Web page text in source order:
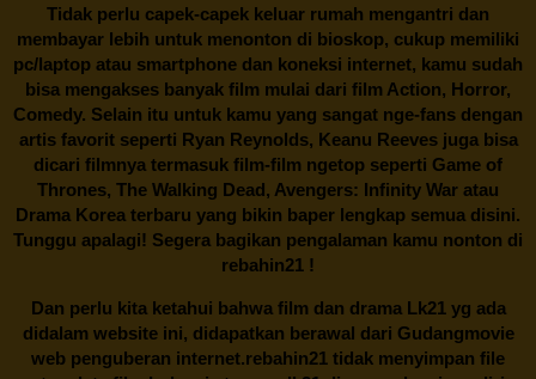
Tidak perlu capek-capek keluar rumah mengantri dan
membayar lebih untuk menonton di bioskop, cukup memiliki
pc/laptop atau smartphone dan koneksi internet, kamu sudah
bisa mengakses banyak film mulai dari film Action, Horror,
Comedy. Selain itu untuk kamu yang sangat nge-fans dengan
artis favorit seperti Ryan Reynolds, Keanu Reeves juga bisa
dicari filmnya termasuk film-film ngetop seperti Game of
Thrones, The Walking Dead, Avengers: Infinity War atau
Drama Korea terbaru yang bikin baper lengkap semua disini.
Tunggu apalagi! Segera bagikan pengalaman kamu nonton di
rebahin21 !
Dan perlu kita ketahui bahwa film dan dramaLk21yg ada
didalam website ini, didapatkan berawal dari Gudangmovie
web penguberan internet.rebahin21 tidak menyimpan file